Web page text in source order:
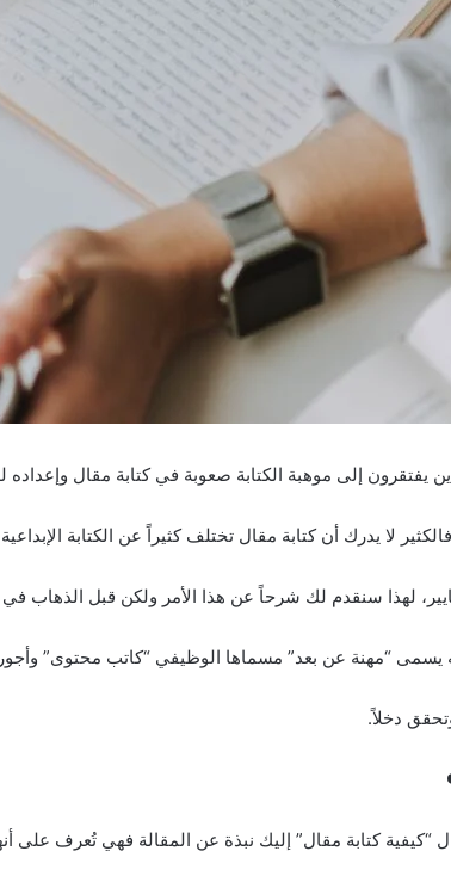
يفتقرون إلى موهبة الكتابة صعوبة في كتابة مقال وإعداده
لا يدرك أن كتابة مقال تختلف كثيراً عن الكتابة الإبداعية.
لهذا سنقدم لك شرحاً عن هذا الأمر ولكن قبل الذهاب في
يسمى “مهنة عن بعد” مسماها الوظيفي “كاتب محتوى”
دخلاً.
“كيفية كتابة مقال” إليك نبذة عن المقالة فهي تُعرف على